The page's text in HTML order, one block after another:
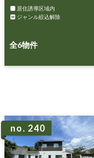
居住誘導区域内
ジャンル絞込解除
全6物件
no. 240